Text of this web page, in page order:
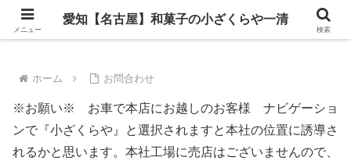
愛知【名古屋】和菓子の小ざくらや一清
ホーム お問合わせ
※お願い※ お車で本店にお越しのお客様 ナビゲーショ
ンで『小ざくらや』と選択されますと本社の位置に誘導さ
れるかと思います。本社工場に売店はございませんので、
メニュー
愛知【名古屋】和菓子の小ざくらや一清
検索